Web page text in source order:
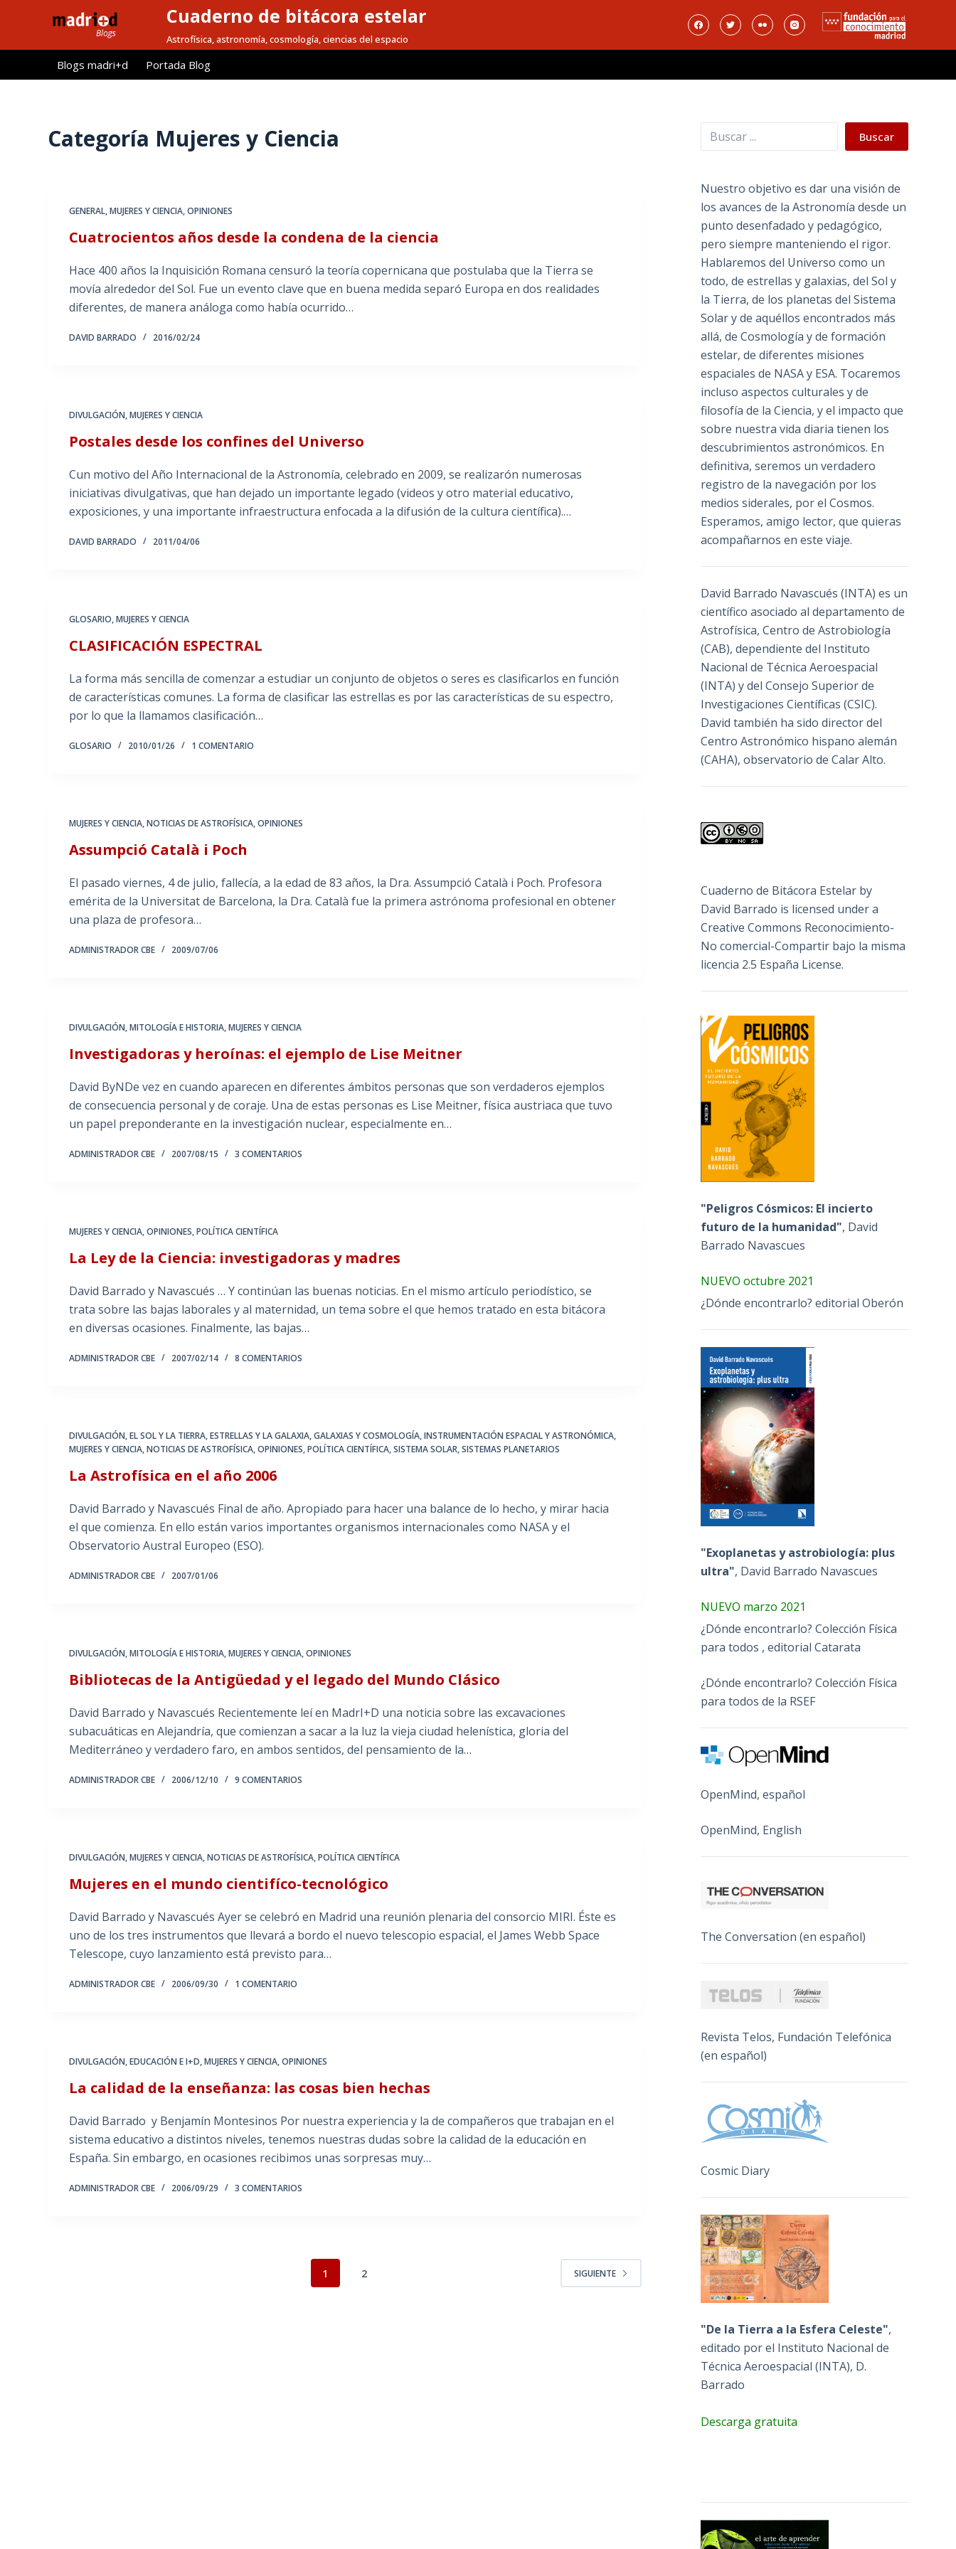
l
Cuaderno de bitácora estelar
Astrofísica, astronomía, cosmología, ciencias del espacio
Blogs madri+d Portada Blog
Categoría Mujeres y Ciencia
GENERAL,MUJERES Y CIENCIA,OPINIONES
Cuatrocientos años desde la condena de la ciencia
Hace 400 años la Inquisición Romana censuró la teoría copernicana que postulaba que la Tierra se
movía alrededor del Sol. Fue un evento clave que en buena medida separó Europa en dos realidades
diferentes, de manera análoga como había ocurrido…
DAVID BARRADO 2016/02/24
DIVULGACIÓN,MUJERES Y CIENCIA
Postales desde los confines del Universo
Cun motivo del Año Internacional de la Astronomía, celebrado en 2009, se realizarón numerosas
iniciativas divulgativas, que han dejado un importante legado (videos y otro material educativo,
exposiciones, y una importante infraestructura enfocada a la difusión de la cultura científica).…
DAVID BARRADO 2011/04/06
GLOSARIO,MUJERES Y CIENCIA
CLASIFICACIÓN ESPECTRAL
La forma más sencilla de comenzar a estudiar un conjunto de objetos o seres es clasificarlos en función
de características comunes. La forma de clasificar las estrellas es por las características de su espectro,
por lo que la llamamos clasificación…
GLOSARIO 2010/01/26 1 COMENTARIO
MUJERES Y CIENCIA,NOTICIAS DE ASTROFÍSICA,OPINIONES
Assumpció Català i Poch
El pasado viernes, 4 de julio, fallecía, a la edad de 83 años, la Dra. Assumpció Català i Poch. Profesora
emérita de la Universitat de Barcelona, la Dra. Català fue la primera astrónoma profesional en obtener
una plaza de profesora…
ADMINISTRADOR CBE 2009/07/06
DIVULGACIÓN,MITOLOGÍA E HISTORIA,MUJERES Y CIENCIA
Investigadoras y heroínas: el ejemplo de Lise Meitner
David ByNDe vez en cuando aparecen en diferentes ámbitos personas que son verdaderos ejemplos
de consecuencia personal y de coraje. Una de estas personas es Lise Meitner, física austriaca que tuvo
un papel preponderante en la investigación nuclear, especialmente en…
ADMINISTRADOR CBE 2007/08/15 3 COMENTARIOS
MUJERES Y CIENCIA,OPINIONES,POLÍTICA CIENTÍFICA
La Ley de la Ciencia: investigadoras y madres
David Barrado y Navascués … Y continúan las buenas noticias. En el mismo artículo periodístico, se
trata sobre las bajas laborales y al maternidad, un tema sobre el que hemos tratado en esta bitácora
en diversas ocasiones. Finalmente, las bajas…
ADMINISTRADOR CBE 2007/02/14 8 COMENTARIOS
DIVULGACIÓN,EL SOL Y LA TIERRA,ESTRELLAS Y LA GALAXIA,GALAXIAS Y COSMOLOGÍA,INSTRUMENTACIÓN ESPACIAL Y ASTRONÓMICA,
MUJERES Y CIENCIA,NOTICIAS DE ASTROFÍSICA,OPINIONES,POLÍTICA CIENTÍFICA,SISTEMA SOLAR,SISTEMAS PLANETARIOS
La Astrofísica en el año 2006
David Barrado y Navascués Final de año. Apropiado para hacer una balance de lo hecho, y mirar hacia
el que comienza. En ello están varios importantes organismos internacionales como NASA y el
Observatorio Austral Europeo (ESO).
ADMINISTRADOR CBE 2007/01/06
DIVULGACIÓN,MITOLOGÍA E HISTORIA,MUJERES Y CIENCIA,OPINIONES
Bibliotecas de la Antigüedad y el legado del Mundo Clásico
David Barrado y Navascués Recientemente leí en MadrI+D una noticia sobre las excavaciones
subacuáticas en Alejandría, que comienzan a sacar a la luz la vieja ciudad helenística, gloria del
Mediterráneo y verdadero faro, en ambos sentidos, del pensamiento de la…
ADMINISTRADOR CBE 2006/12/10 9 COMENTARIOS
DIVULGACIÓN,MUJERES Y CIENCIA,NOTICIAS DE ASTROFÍSICA,POLÍTICA CIENTÍFICA
Mujeres en el mundo cientifíco-tecnológico
David Barrado y Navascués Ayer se celebró en Madrid una reunión plenaria del consorcio MIRI. Éste es
uno de los tres instrumentos que llevará a bordo el nuevo telescopio espacial, el James Webb Space
Telescope, cuyo lanzamiento está previsto para…
ADMINISTRADOR CBE 2006/09/30 1 COMENTARIO
DIVULGACIÓN,EDUCACIÓN E I+D,MUJERES Y CIENCIA,OPINIONES
La calidad de la enseñanza: las cosas bien hechas
David Barrado y Benjamín Montesinos Por nuestra experiencia y la de compañeros que trabajan en el
sistema educativo a distintos niveles, tenemos nuestras dudas sobre la calidad de la educación en
España. Sin embargo, en ocasiones recibimos unas sorpresas muy…
ADMINISTRADOR CBE 2006/09/29 3 COMENTARIOS
1 2 SIGUIENTE
Buscar Buscar
Nuestro objetivo es dar una visión de
los avances de la Astronomía desde un
punto desenfadado y pedagógico,
pero siempre manteniendo el rigor.
Hablaremos del Universo como un
todo, de estrellas y galaxias, del Sol y
la Tierra, de los planetas del Sistema
Solar y de aquéllos encontrados más
allá, de Cosmología y de formación
estelar, de diferentes misiones
espaciales de NASA y ESA. Tocaremos
incluso aspectos culturales y de
filosofía de la Ciencia, y el impacto que
sobre nuestra vida diaria tienen los
descubrimientos astronómicos. En
definitiva, seremos un verdadero
registro de la navegación por los
medios siderales, por el Cosmos.
Esperamos, amigo lector, que quieras
acompañarnos en este viaje.
David Barrado Navascués (INTA) es un
científico asociado al departamento de
Astrofísica, Centro de Astrobiología
(CAB), dependiente del Instituto
Nacional de Técnica Aeroespacial
(INTA) y del Consejo Superior de
Investigaciones Científicas (CSIC).
David también ha sido director del
Centro Astronómico hispano alemán
(CAHA), observatorio de Calar Alto.
Cuaderno de Bitácora Estelar by
David Barrado is licensed under a
Creative Commons Reconocimiento-
No comercial-Compartir bajo la misma
licencia 2.5 España License.
"Peligros Cósmicos: El incierto
futuro de la humanidad", David
Barrado Navascues
NUEVO octubre 2021
¿Dónde encontrarlo? editorial Oberón
"Exoplanetas y astrobiología: plus
ultra", David Barrado Navascues
NUEVO marzo 2021
¿Dónde encontrarlo? Colección Física
para todos , editorial Catarata
¿Dónde encontrarlo? Colección Física
para todos de la RSEF
OpenMind, español
OpenMind, English
The Conversation (en español)
Revista Telos, Fundación Telefónica
(en español)
Cosmic Diary
"De la Tierra a la Esfera Celeste",
editado por el Instituto Nacional de
Técnica Aeroespacial (INTA), D.
Barrado
Descarga gratuita